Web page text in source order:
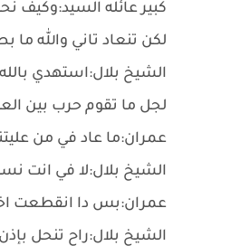
كبير عائله السيد:وكيف
لكن تنعاد تاني والله
الشيخ بلال:استهدي
لجل ما تقوم حرب بين
عمران:ما عاد في من
الشيخ بلال:لا في انت
عمران:بس دا انقطعت
الشيخ بلال:راح تنحل